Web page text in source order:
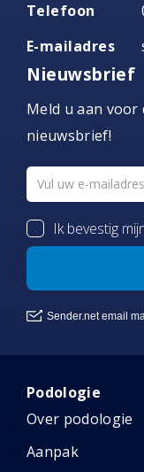
Telefoon
E-mailadres
Nieuwsbrief
Meld u aan voor
nieuwsbrief!
Podologie
Over podologie
Aanpak